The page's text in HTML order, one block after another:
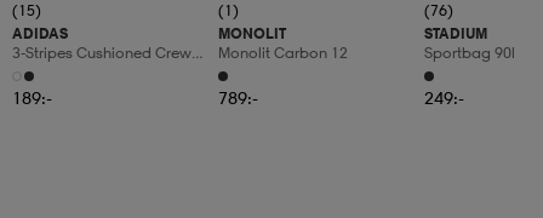
(15)
ADIDAS
3-Stripes Cushioned Crew
Socks 3 Pairs
189:-
(1)
MONOLIT
Monolit Carbon 12
789:-
(76)
STADIUM
Sportbag 90l
249:-